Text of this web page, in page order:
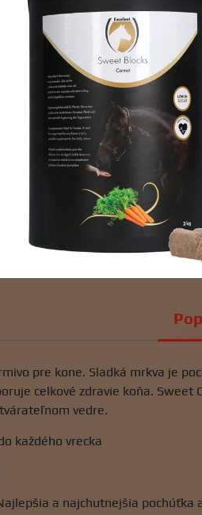
pre kone. Sladká mrkva je
celkové zdravie koňa. Sweet
vedre.
každého vrecka
a najchutnejšia pochúťka